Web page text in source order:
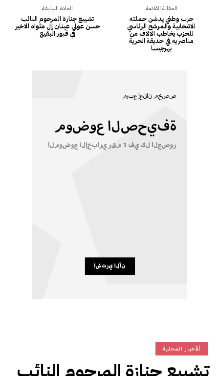
المادة السابقة
تشييع جنازة المرحوم النائب
حسن عولي عينان إل مثواه الاخير
في قبور البقيع
المقالة القادمة
حزب وطني يدشن حملته
الانتخابية والمرشح الرئاسي
للحزب يخاطب الالاف من
مناصريه في حديقة الحرية
بهرجيسا